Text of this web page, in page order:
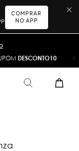
COMPRAR
NO APP
DESCONTO10